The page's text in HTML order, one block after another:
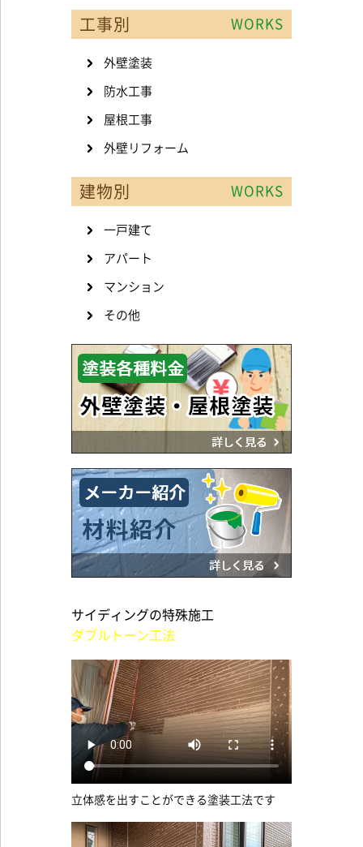
工事別 WORKS
外壁塗装
防水工事
屋根工事
外壁リフォーム
建物別 WORKS
一戸建て
アパート
マンション
その他
サイディングの特殊施工
ダブルトーン工法
立体感を出すことができる塗装工法です